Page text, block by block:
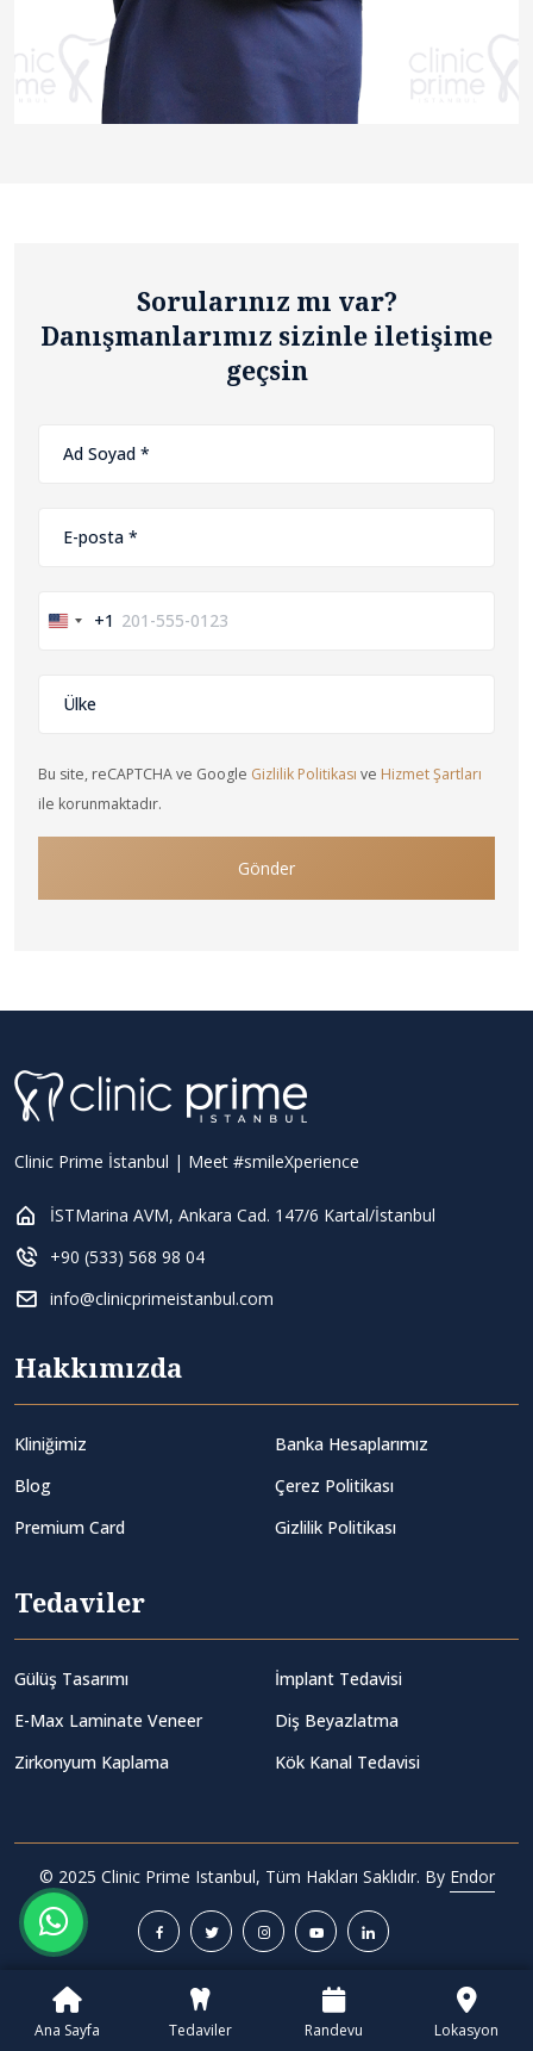
Sorularınız mı var?
Danışmanlarımız sizinle iletişime
geçsin
United+1
Bu site, reCAPTCHA ve Google Gizlilik Politikası ve Hizmet Şartları
ile korunmaktadır.
Gönder
Clinic Prime İstanbul | Meet #smileXperience
İSTMarina AVM, Ankara Cad. 147/6 Kartal/İstanbul
+90 (533) 568 98 04
info@clinicprimeistanbul.com
Hakkımızda
Kliniğimiz
Blog
Premium Card
Banka Hesaplarımız
Çerez Politikası
Gizlilik Politikası
Tedaviler
Gülüş Tasarımı
E-Max Laminate Veneer
Zirkonyum Kaplama
İmplant Tedavisi
Diş Beyazlatma
Kök Kanal Tedavisi
© 2025 Clinic Prime Istanbul, Tüm Hakları Saklıdır. By Endor
Ana Sayfa Tedaviler Randevu Lokasyon